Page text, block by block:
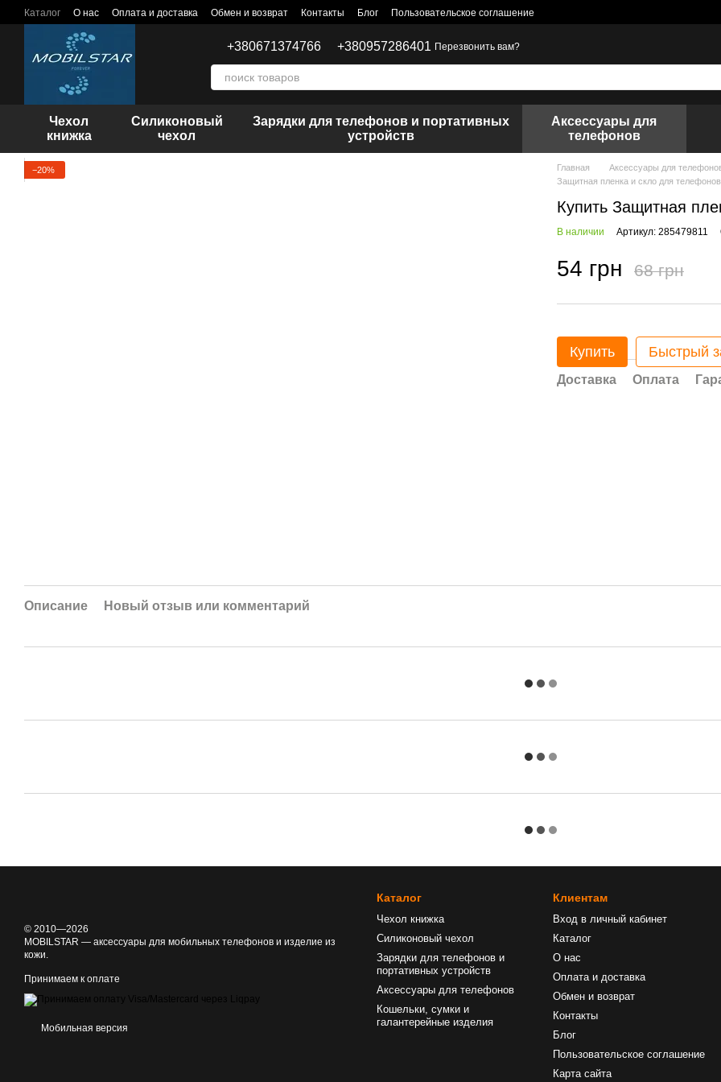
Перейти к основному контенту
Каталог О нас Оплата и доставка Обмен и возврат Контакты Блог Пользовательское соглашение
+380671374766 +380957286401 Перезвонить вам?
Чехол
книжка
Силиконовый
чехол
Зарядки для телефонов и портативных
устройств
Аксессуары для
телефонов
−20% Главная Аксессуары для
Защитная пленка и скло для
Купить Защитная
В наличии Артикул: 285479811
54 грн 68 грн
Купить Быстрый
Доставка Оплата
Описание Новый отзыв или комментарий
© 2010—2026
MOBILSTAR — аксессуары для мобильных телефонов и изделие из
кожи.
Принимаем к оплате
Мобильная версия
Каталог
Чехол книжка
Силиконовый чехол
Зарядки для телефонов и
портативных устройств
Аксессуары для телефонов
Кошельки, сумки и
галантерейные изделия
Клиентам
Вход в личный кабинет
Каталог
О нас
Оплата и доставка
Обмен и возврат
Контакты
Блог
Пользовательское соглашение
Карта сайта